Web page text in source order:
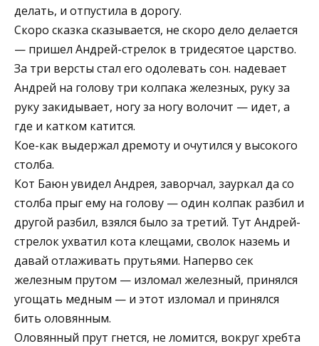
делать, и отпустила в дорогу.
Скоро сказка сказывается, не скоро дело делается
— пришел Андрей-стрелок в тридесятое царство.
За три версты стал его одолевать сон. надевает
Андрей на голову три колпака железных, руку за
руку закидывает, ногу за ногу волочит — идет, а
где и катком катится.
Кое-как выдержал дремоту и очутился у высокого
столба.
Кот Баюн увидел Андрея, заворчал, зауркал да со
столба прыг ему на голову — один колпак разбил и
другой разбил, взялся было за третий. Тут Андрей-
стрелок ухватил кота клещами, сволок наземь и
давай отлаживать прутьями. Наперво сек
железным прутом — изломал железный, принялся
угощать медным — и этот изломал и принялся
бить оловянным.
Оловянный прут гнется, не ломится, вокруг хребта